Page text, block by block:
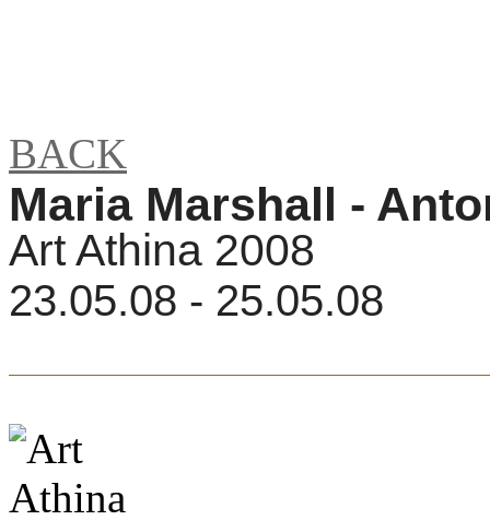
BACK
Maria Marshall -
Art Athina 2008
23.05.08 - 25.05.08